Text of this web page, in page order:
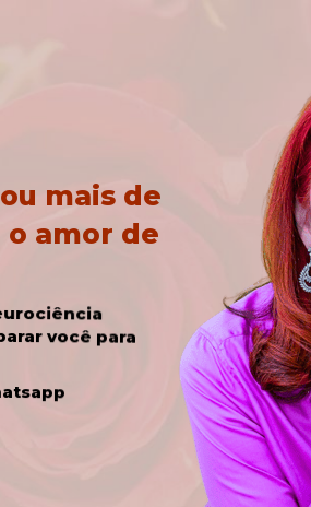
mais de
o amor de
Em 7 encontros gratuitos, vou te mostrar como a neurociência